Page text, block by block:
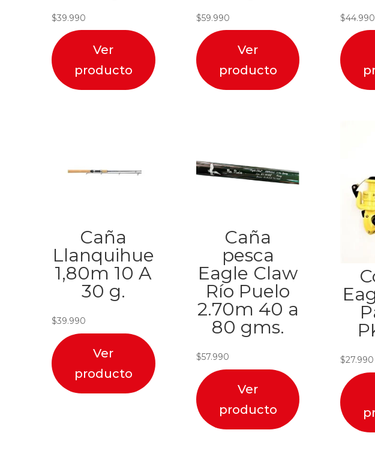
$39.990
Ver
producto
$59.990
Ver
producto
$44.990
Caña
Llanquihue
1,80m 10 A
30 g.
$39.990
Ver
producto
Caña
pesca
Eagle Claw
Río Puelo
2.70m 40 a
80 gms.
$57.990
Ver
producto
$27.990